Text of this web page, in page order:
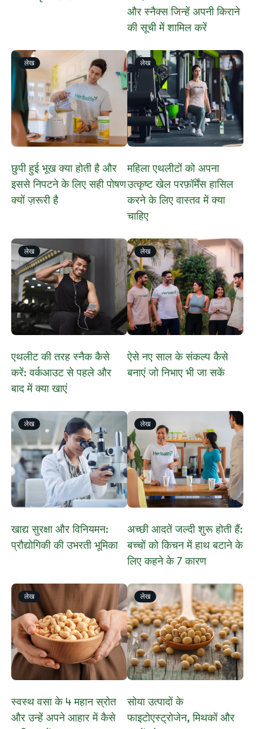
और स्नैक्स जिन्हें अपनी किराने
की सूची में शामिल करें
लेख
छुपी हुई भूख क्या होती है और
इससे निपटने के लिए सही पोषण
क्यों ज़रूरी है
लेख
महिला एथलीटों को अपना
उत्कृष्ट खेल परफ़ॉर्मेंस हासिल
करने के लिए वास्तव में क्या
चाहिए
लेख
एथलीट की तरह स्नैक कैसे
करें: वर्कआउट से पहले और
बाद में क्या खाएं
लेख
​ऐसे नए साल के संकल्प कैसे
बनाएं जो निभाए भी जा सकें
लेख
खाद्य सुरक्षा और विनियमन:
प्रौद्योगिकी की उभरती भूमिका
लेख
अच्छी आदतें जल्दी शुरू होती हैं:
बच्चों को किचन में हाथ बटाने के
लिए कहने के 7 कारण
लेख
स्वस्थ वसा के 4 महान स्रोत
और उन्हें अपने आहार में कैसे
लेख
सोया उत्पादों के
फाइटोएस्ट्रोजेन, मिथकों और